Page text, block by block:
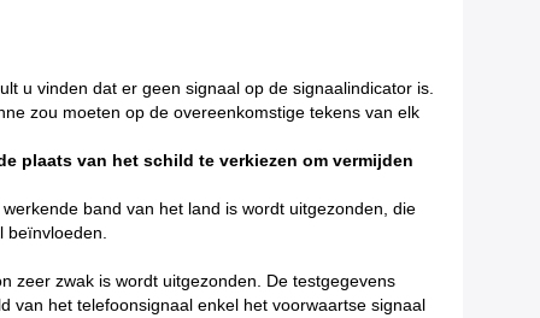
u vinden dat er geen signaal op de signaalindicator is.
zou moeten op de overeenkomstige tekens van elk
plaats van het schild te verkiezen om vermijden
band van het land is wordt uitgezonden, die
zeer zwak is wordt uitgezonden. De testgegevens
van het telefoonsignaal enkel het voorwaartse signaal